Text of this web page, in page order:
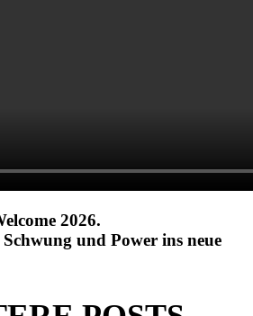
2026.
und Power ins neue